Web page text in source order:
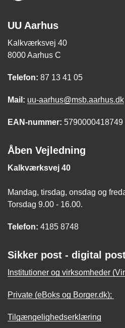
UU Aarhus
Kalkværksvej 40
8000 Aarhus C
Telefon: 87 13 41 05
Mail: uu-aarhus@msb.aarhus.dk
EAN-nummer: 5790000418749
Åben Vejledning
Kalkværksvej 40
Mandag, tirsdag, onsdag og
Torsdag 9.00 - 16.00.
Telefon: 4185 8748
Sikker post - digital
Institutioner og virksomheder
Private (eBoks og Borger.dk);
Tilgængelighedserklæring